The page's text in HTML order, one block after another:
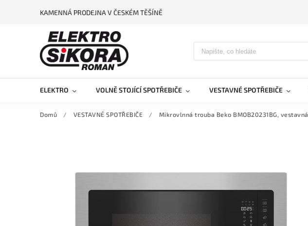
KAMENNÁ PRODEJNA V ČESKÉM TĚŠÍNĚ
ELEKTRO VOLNĚ STOJÍCÍ SPOTŘEBIČE VESTAVNÉ SPOTŘEBIČE
Domů / VESTAVNÉ SPOTŘEBIČE / Mikrovlnná trouba Beko BMOB20231BG, vestavná